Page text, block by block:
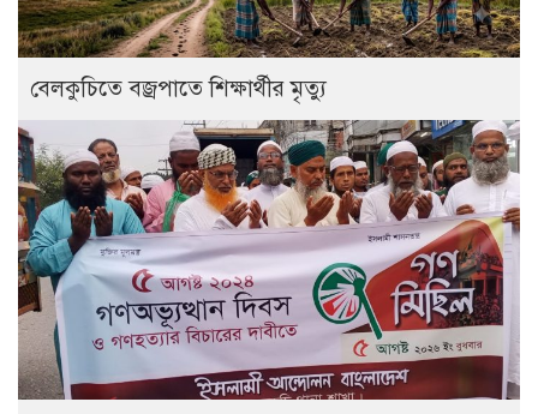
বেলকুচিতে বজ্রপাতে শিক্ষার্থীর মৃত্যু